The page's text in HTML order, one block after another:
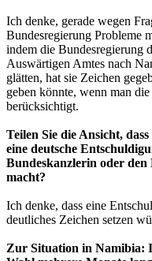
Ich denke, gerade wegen
Bundesregierung Probleme
indem die Bundesregierung
Auswärtigen Amtes nach
glätten, hat sie Zeichen
geben könnte, wenn man
berücksichtigt.
Teilen Sie die Ansicht,
eine deutsche
Bundeskanzlerin oder
macht?
Ich denke, dass eine
deutliches Zeichen setzen
Zur Situation in Namibia: